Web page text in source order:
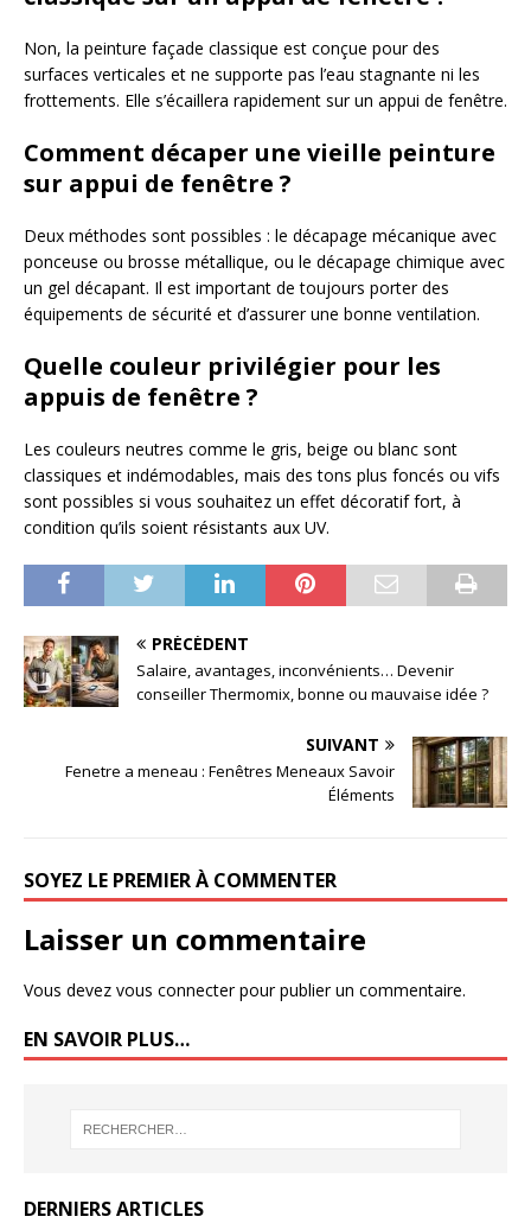
Non, la peinture façade classique est conçue pour des
surfaces verticales et ne supporte pas l’eau stagnante ni les
frottements. Elle s’écaillera rapidement sur un appui de fenêtre.
Comment décaper une vieille peinture
sur appui de fenêtre ?
Deux méthodes sont possibles : le décapage mécanique avec
ponceuse ou brosse métallique, ou le décapage chimique avec
un gel décapant. Il est important de toujours porter des
équipements de sécurité et d’assurer une bonne ventilation.
Quelle couleur privilégier pour les
appuis de fenêtre ?
Les couleurs neutres comme le gris, beige ou blanc sont
classiques et indémodables, mais des tons plus foncés ou vifs
sont possibles si vous souhaitez un effet décoratif fort, à
condition qu’ils soient résistants aux UV.
PRÉCÉDENT
Salaire, avantages, inconvénients… Devenir
conseiller Thermomix, bonne ou mauvaise idée ?
SUIVANT
Fenetre a meneau : Fenêtres Meneaux Savoir
Éléments
SOYEZ LE PREMIER À COMMENTER
Laisser un commentaire
Vous devez vous connecterpour publier un commentaire.
EN SAVOIR PLUS…
DERNIERS ARTICLES